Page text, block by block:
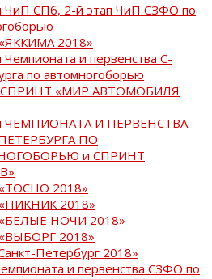
ЧиП СПб, 2-й этап ЧиП СЗФО по
2018»
Чемпионата и первенства С-
по автомногоборью
«МИР АВТОМОБИЛЯ
ЧЕМПИОНАТА И ПЕРВЕНСТВА
ПО
и СПРИНТ
2018»
2018»
НОЧИ 2018»
2018»
Петербург 2018»
и первенства СЗФО по